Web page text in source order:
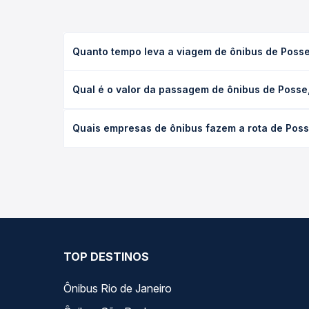
Quanto tempo leva a viagem de ônibus de
ou leito) e as condições de tráfego. Na Quero
Qual é o valor da passagem de ônibus de
a antecedência da compra. Na Quero Passagem
Quais empresas de ônibus fazem a rota de
TOP DESTINOS
Ônibus Rio de Janeiro